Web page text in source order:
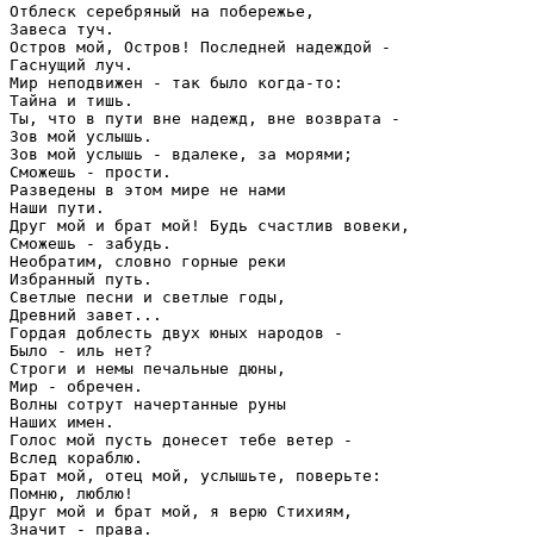
Отблеск серебряный на побережье,
Завеса туч.
Остров мой, Остров! Последней надеждой -
Гаснущий луч.
Мир неподвижен - так было когда-то:
Тайна и тишь.
Ты, что в пути вне надежд, вне возврата -
Зов мой услышь.
Зов мой услышь - вдалеке, за морями;
Сможешь - прости.
Разведены в этом мире не нами
Наши пути.
Друг мой и брат мой! Будь счастлив вовеки,
Сможешь - забудь.
Необратим, словно горные реки
Избранный путь.
Светлые песни и светлые годы,
Древний завет...
Гордая доблесть двух юных народов -
Было - иль нет?
Строги и немы печальные дюны,
Мир - обречен.
Волны сотрут начертанные руны
Наших имен.
Голос мой пусть донесет тебе ветер -
Вслед кораблю.
Брат мой, отец мой, услышьте, поверьте:
Помню, люблю!
Друг мой и брат мой, я верю Стихиям,
Значит - права.